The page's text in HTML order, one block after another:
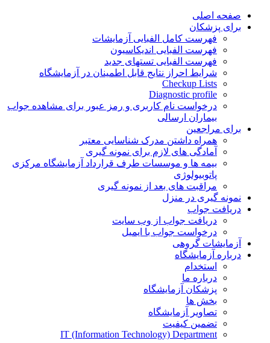
Skip
صفحه اصلی
برای پزشکان
فهرست کامل الفبایی آزمایشات
فهرست الفبایی اندیکاسیون
فهرست الفبایی تستهای جدید
شرایط احراز نتایج قابل اطمینان در آزمایشگاه
Checkup Lists
Diagnostic profile
درخواست نام کاربری و رمز عبور برای مشاهده جواب
بیماران ارسالی
برای مراجعین
همراه داشتن مدرک شناسایی معتبر
آمادگی های لازم برای نمونه گیری
بیمه ها و موسسات طرف قرارداد آزمایشگاه مرکزی
پاتوبیولوژی
مراقبت های بعد از نمونه گیری
نمونه گیری در منزل
دریافت جواب
دریافت جواب از وب سایت
درخواست جواب با ایمیل
آزمایشات گروهی
درباره آزمایشگاه
استخدام
درباره ما
پزشکان آزمایشگاه
بخش ها
تصاویر آزمایشگاه
تضمین کیفیت
IT (Information Technology) Department